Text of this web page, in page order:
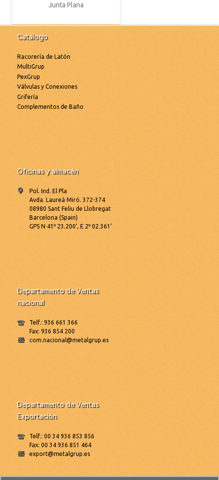
Junta Plana
Catálogo
Racorería de Latón
MultiGrup
PexGrup
Válvulas y Conexiones
Grifería
Complementos de Baño
Oficinas y almacén
Pol. Ind. El Pla
Avda. Laureà Miró. 372-374
08980 Sant Feliu de Llobregat
Barcelona (Spain)
GPS N 41º 23.200’, E 2º 02.361’
Departamento de Ventas
nacional
Telf.: 936 661 366
Fax: 936 854 200
com.nacional@metalgrup.es
Departamento de Ventas
Exportación
Telf.: 00 34 936 853 856
Fax: 00 34 936 851 464
export@metalgrup.es